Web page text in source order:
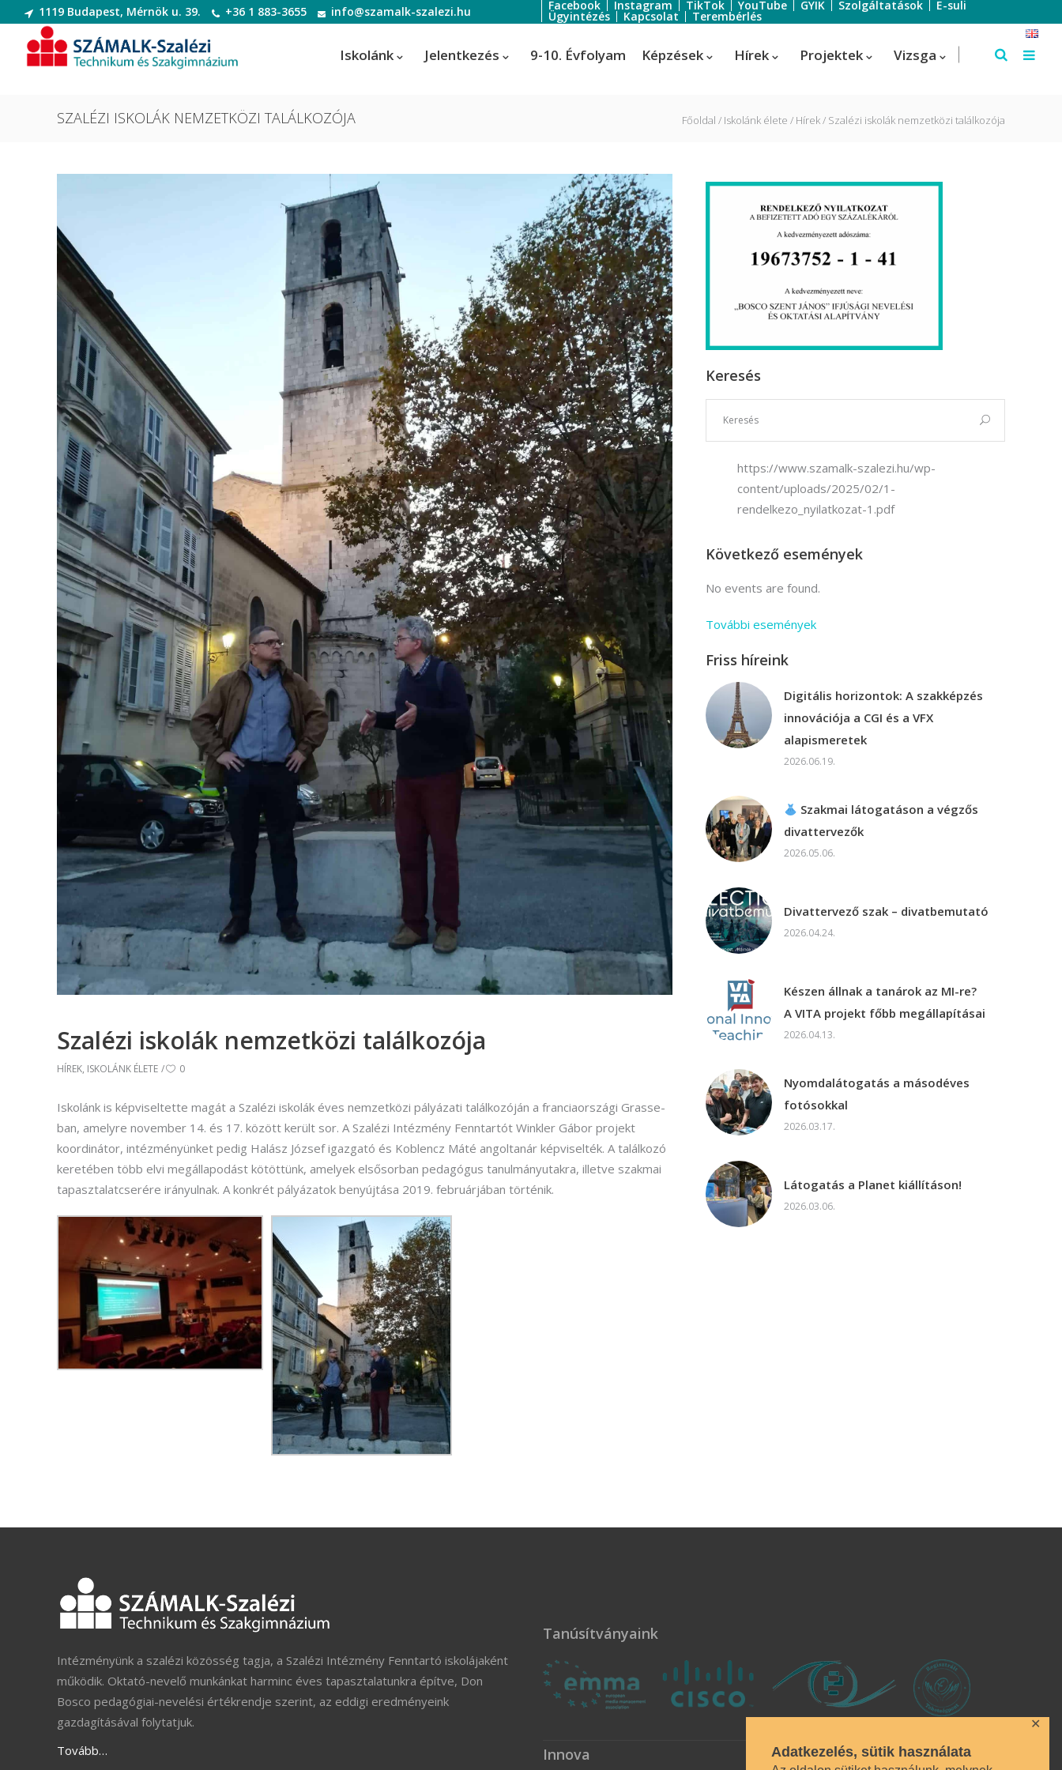
Adatkezelés, sütik használata
✕
1119 Budapest, Mérnök u. 39. +36 1 883-3655 info@szamalk-szalezi.hu Facebook Instagram TikTok YouTube GYIK Szolgáltatások E-suli
Ügyintézés Kapcsolat Terembérlés
Iskolánk Jelentkezés 9-10. Évfolyam Képzések
Szoftverfejlesztő és -tesztelő
Dekoratőr
Digitális festő és média designer
Digitális festő és média designer
Divat-, jelmez- és díszlettervező
(Divattervező)
Divat-, jelmez- és díszlettervező
(Divattervező)
Fotográfus (Kreatív fotográfus)
Fotográfus (Kreatív fotográfus)
Grafikus
Grafikus
Képző és iparművészeti
munkatárs (Festő)
Mozgókép- és animációkészítő
Mozgókép- és animációkészítő
Informatikai rendszer- és
alkalmazás-üzemeltető technikus
Turisztikai technikus – 1 éves
képzés!
(Idegenvezető)
szervező)
Hírek Projektek Vizsga
SZALÉZI ISKOLÁK NEMZETKÖZI TALÁLKOZÓJA Főoldal Iskolánk élete Hírek Szalézi iskolák nemzetközi találkozója
Szalézi iskolák nemzetközi találkozója
HÍREK, ISKOLÁNK ÉLETE 0
Iskolánk is képviseltette magát a Szalézi iskolák éves nemzetközi pályázati találkozóján a franciaországi Grasse-
ban, amelyre november 14. és 17. között került sor. A Szalézi Intézmény Fenntartót Winkler Gábor projekt
koordinátor, intézményünket pedig Halász József igazgató és Koblencz Máté angoltanár képviselték. A találkozó
keretében több elvi megállapodást kötöttünk, amelyek elsősorban pedagógus tanulmányutakra, illetve szakmai
tapasztalatcserére irányulnak. A konkrét pályázatok benyújtása 2019. februárjában történik.
Keresés
https://www.szamalk-szalezi.hu/wp-
content/uploads/2025/02/1-
rendelkezo_nyilatkozat-1.pdf
Következő események
No events are found.
További események
Friss híreink
Digitális horizontok: A szakképzés
innovációja a CGI és a VFX
alapismeretek
2026.06.19.
Szakmai látogatáson a végzős
divattervezők
2026.05.06.
Divattervező szak – divatbemutató
2026.04.24.
Készen állnak a tanárok az MI-re?
A VITA projekt főbb megállapításai
2026.04.13.
Nyomdalátogatás a másodéves
fotósokkal
2026.03.17.
Látogatás a Planet kiállításon!
2026.03.06.
Intézményünk a szalézi közösség tagja, a Szalézi Intézmény Fenntartó iskolájaként
működik. Oktató-nevelő munkánkat harminc éves tapasztalatunkra építve, Don
Bosco pedagógiai-nevelési értékrendje szerint, az eddigi eredményeink
gazdagításával folytatjuk.
Tovább…
Tanúsítványaink
Innova